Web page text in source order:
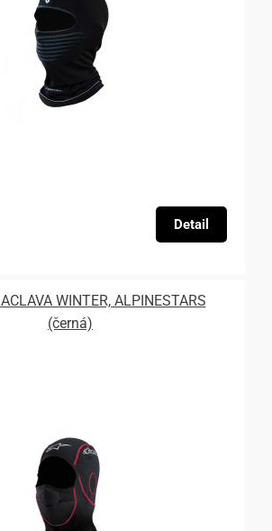
Detail
WINTER, ALPINESTARS
(černá)